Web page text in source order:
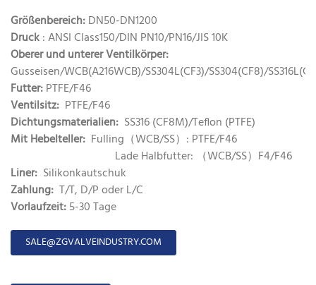
Größenbereich:DN50-DN1200
Druck: ANSI Class150/DIN PN10/PN16/JIS 10K
Oberer und unterer Ventilkörper:
Gusseisen/WCB(A216WCB)/SS304L(CF3)/SS304(CF8)/
Futter:PTFE/F46
Ventilsitz: PTFE/F46
Dichtungsmaterialien: SS316 (CF8M)/Teflon (PTFE)
Mit Hebelteller: Fulling（WCB/SS）: PTFE/F46
Lade Halbfutter: （WCB/SS）F4/F46
Liner: Silikonkautschuk
Zahlung: T/T, D/P oder L/C
Vorlaufzeit:5-30 Tage
SALE@ZGVALVEINDUSTRY.COM